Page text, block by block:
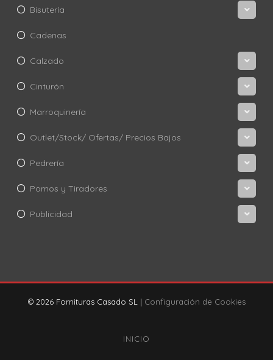
Bisutería
Cadenas
Calzado
Cinturón
Marroquinería
Outlet/Stock/ Ofertas/ Precios Bajos
Pedrería
Pomos y Tiradores
Publicidad
© 2026 Fornituras Casado SL | Configuración de Cookies
INICIO